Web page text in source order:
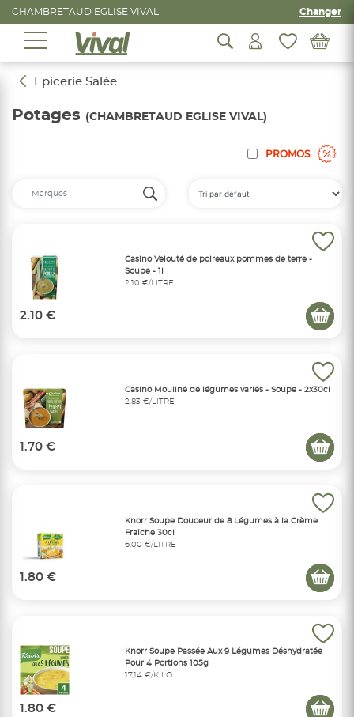
CHAMBRETAUD EGLISE VIVAL Changer
Epicerie Salée
Potages (CHAMBRETAUD EGLISE VIVAL)
PROMOS
Casino Velouté de poireaux pommes de terre -
Soupe - 1l
2,10 €/LITRE
2.10 €
Casino Mouliné de légumes variés - Soupe - 2x30cl
2,83 €/LITRE
1.70 €
Knorr Soupe Douceur de 8 Légumes à la Crème
Fraîche 30cl
6,00 €/LITRE
1.80 €
Knorr Soupe Passée Aux 9 Légumes Déshydratée
Pour 4 Portions 105g
17,14 €/KILO
1.80 €